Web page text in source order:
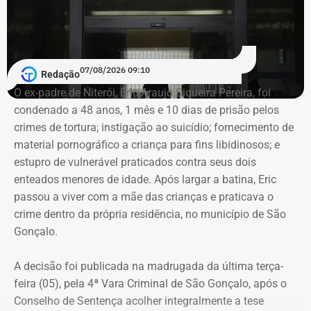
ser cumprida em regime inicial semiaberto. Já para Felipe
Maciel, a condenação foi de um ano e dois meses de
reclusão, em regime inicial aberto, além de onze dias-
multa, com a substituição da pena privativa de liberdade
por duas restritivas de direitos.
Taninho teve seu mandato cassado
em 2015
Em 2012, Taninho foi reeleito, disputando o cargo pelo
PSD. Sua primeira vitória nas urnas se deu em 2008, pelo
PSDB.
Mendonça, foram cassados após uma decisão do
Tribunal Superior Eleitoral (TSE) apontar que o prefeito
“desvirtuou propaganda institucional e utilizou recursos
Redação07/08/2026 09:10
O ex-padre de Niterói, Eric Araujo Siqueira Pereira, foi
condenado a 48 anos, 1 mês e 10 dias de prisão pelos
crimes de tortura; instigação ao suicídio; fornecimento de
material pornográfico a criança para fins libidinosos; e
estupro de vulnerável praticados contra seus dois
enteados menores de idade. Após largar a batina, Eric
passou a viver com a mãe das crianças e praticava o
crime dentro da própria residência, no município de São
Gonçalo.
A decisão foi publicada na madrugada da última terça-
feira (05), pela 4ª Vara Criminal de São Gonçalo, após o
Conselho de Sentença acolher integralmente a tese